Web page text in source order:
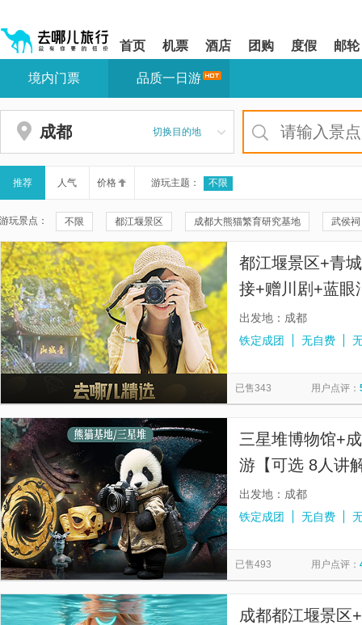
shift+enter
网
导
盲
导
模
式
您
站
区,
本
有
6
个
模
块,
按
下
Tab
键
浏
览
首页 机票 酒店 团购 度假 邮轮
您
站
区
境内门票 品质一日游
成都 切换目的地
推荐 人气 价格 游玩主题： 不限
游玩景点： 不限 都江堰景区 成都大熊猫繁育研究基地 武侯祠
仰天窝广场 南桥 青城山
都江堰景区-二王庙 灌县古城 天府源蓝眼泪 四姑
秦堰楼 峨眉山 四川博物院
成都博物馆 金顶 大熊猫月亮产房 春熙路
九寨沟风景区 大熊猫1号别墅
黄龙风景名胜区 眉山三苏祠博物馆 四姑
理县甘堡藏寨景区 蜀风雅韵剧场·川剧变脸演出·大型古典梨园
都江堰景区+青
接+赠川剧+蓝眼
餐】
出发地：成都
铁定成团
无自费
已售343 用户点评：
三星堆博物馆+
游【可选 8人讲
上门接人】
出发地：成都
铁定成团
无自费
已售493 用户点评：
成都都江堰景区